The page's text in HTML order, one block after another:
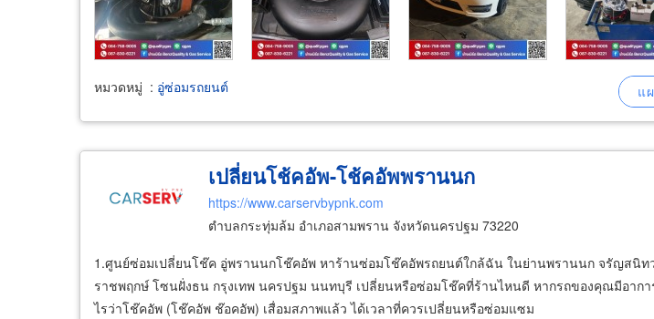
หมวดหมู่ : อู่ซ่อมรถยนต์
เปลี่ยนโช้คอัพ-โช้คอัพพรานนก
https://www.carservbypnk.com
ตำบลกระทุ่มล้ม อำเภอสามพราน จังหวัดนครปฐม 73220
1.ศูนย์ซ่อมเปลี่ยนโช๊ค อู่พรานนกโช๊คอัพ หาร้านซ่อมโช๊คอัพรถยนต์ใกล้ฉัน ในย่านพรานนก จรัญสนิ
ราชพฤกษ์ โซนฝั่งธน กรุงเทพ นครปฐม นนทบุรี เปลี่ยนหรือซ่อมโช๊คที่ร้านไหนดี หากรถของคุณมีอากา
ไรว่าโช๊คอัพ (โช๊คอัพ ช๊อคอัพ) เสื่อมสภาพแล้ว ได้เวลาที่ควรเปลี่ยนหรือซ่อมแซม